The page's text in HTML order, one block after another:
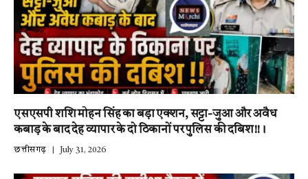
एसएसपी शशि मोहन सिंह का बड़ा एक्शन, सट्टा-जुआ और अवैध
कबाड़ के बाद देह व्यापार के दो ठिकानों पर पुलिस की दबिश!!।
छत्तीसगढ़ July 31, 2026